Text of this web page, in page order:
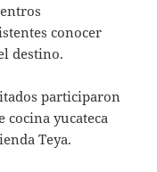
conocer
destino.
participaron
cocina yucateca
Teya.